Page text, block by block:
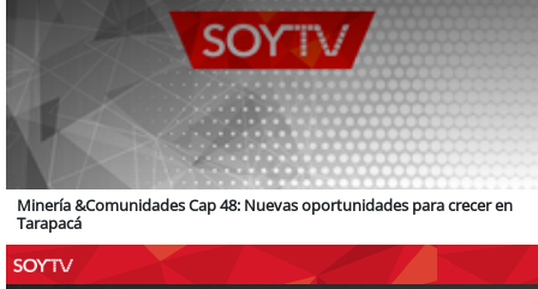
Minería &Comunidades Cap 48: Nuevas oportunidades para crecer en
Tarapacá